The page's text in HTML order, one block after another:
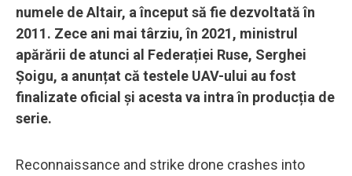
numele de Altair, a început să fie dezvoltată în
2011. Zece ani mai târziu, în 2021, ministrul
apărării de atunci al Federației Ruse, Serghei
Șoigu, a anunțat că testele UAV-ului au fost
finalizate oficial și acesta va intra în producția de
serie.
Reconnaissance and strike drone crashes into